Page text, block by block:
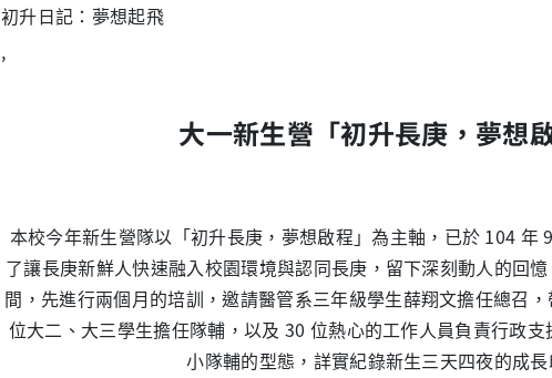
初升日記：夢想起飛
,
大一新生營「初升長庚，夢想
本校今年新生營隊以「初升長庚，夢想啟程」為主軸，已於 104 年
了讓長庚新鮮人快速融入校園環境與認同長庚，留下深刻動人的回
間，先進行兩個月的培訓，邀請醫管系三年級學生薛翔文擔任總召
位大二、大三學生擔任隊輔，以及 30 位熱心的工作人員負責行政
小隊輔的型態，詳實紀錄新生三天四夜的成